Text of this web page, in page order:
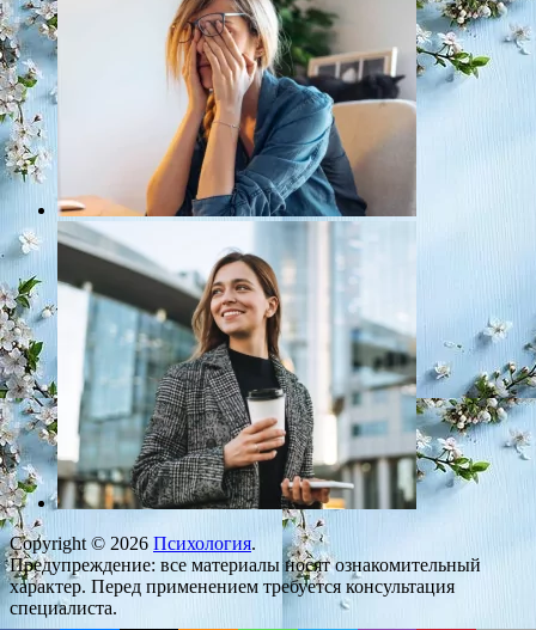
Copyright © 2026 Психология.
Предупреждение: все материалы носят ознакомительный
характер. Перед применением требуется консультация
специалиста.